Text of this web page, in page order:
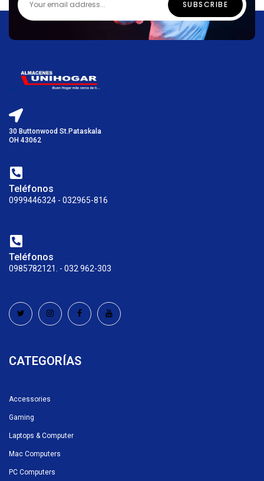
30 Buttonwood St.Pataskala
OH 43062
Teléfonos
0999446324 - 032965-816
Teléfonos
0985782121. - 032 962-303
CATEGORÍAS
Accessories
Gaming
Laptops & Computer
Mac Computers
PC Computers